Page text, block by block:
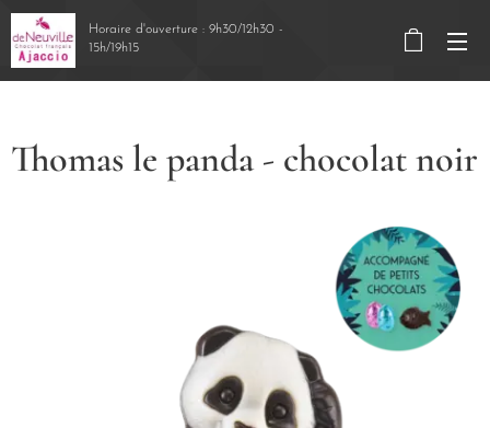
Horaire d'ouverture : 9h30/12h30 -
15h/19h15
Thomas le panda - chocolat noir